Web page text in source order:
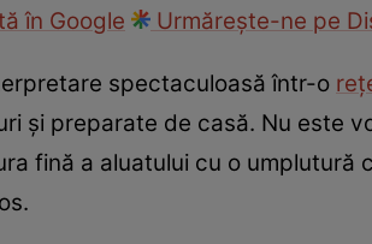
în Google
Urmărește-ne pe
spectaculoasă într-o
și preparate de casă. Nu este
fină a aluatului cu o umplutură